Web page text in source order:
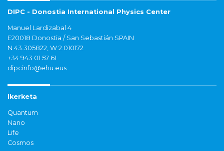
DIPC - Donostia International Physics Center
Manuel Lardizabal 4
E20018 Donostia / San Sebastián SPAIN
N 43.305822, W 2.010172
+34 943 01 57 61
dipcinfo@ehu.eus
Ikerketa
Quantum
Nano
Life
Cosmos